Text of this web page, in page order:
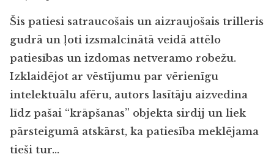
Šis patiesi satraucošais un aizraujošais trilleris
gudrā un ļoti izsmalcinātā veidā attēlo
patiesības un izdomas netveramo robežu.
Izklaidējot ar vēstījumu par vērienīgu
intelektuālu afēru, autors lasītāju aizvedina
līdz pašai “krāpšanas” objekta sirdij un liek
pārsteigumā atskārst, ka patiesība meklējama
tieši tur…